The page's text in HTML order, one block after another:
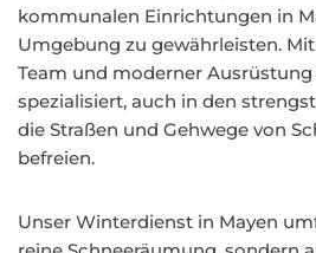
kommunalen Einrichtungen in
Umgebung zu gewährleisten.
Team und moderner
spezialisiert, auch in den
die Straßen und Gehwege von
befreien.
Unser Winterdienst in Mayen